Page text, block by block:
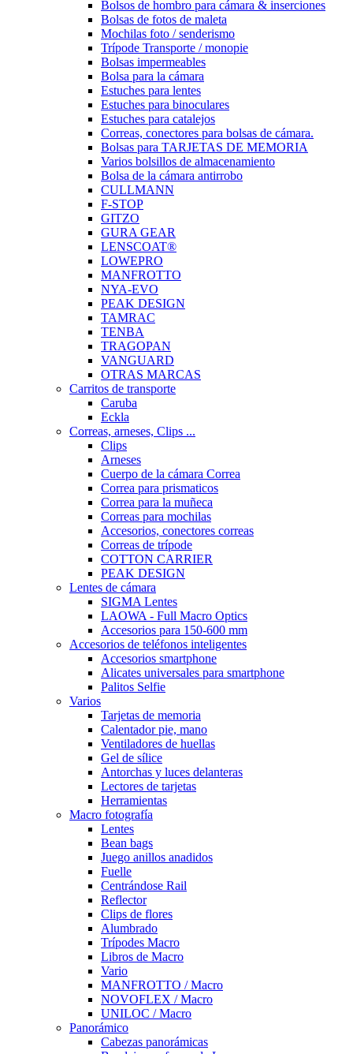
Bolsos de hombro para cámara & inserciones
Bolsas de fotos de maleta
Mochilas foto / senderismo
Trípode Transporte / monopie
Bolsas impermeables
Bolsa para la cámara
Estuches para lentes
Estuches para binoculares
Estuches para catalejos
Correas, conectores para bolsas de cámara.
Bolsas para TARJETAS DE MEMORIA
Varios bolsillos de almacenamiento
Bolsa de la cámara antirrobo
CULLMANN
F-STOP
GITZO
GURA GEAR
LENSCOAT®
LOWEPRO
MANFROTTO
NYA-EVO
PEAK DESIGN
TAMRAC
TENBA
TRAGOPAN
VANGUARD
OTRAS MARCAS
Carritos de transporte
Caruba
Eckla
Correas, arneses, Clips ...
Clips
Arneses
Cuerpo de la cámara Correa
Correa para prismaticos
Correa para la muñeca
Correas para mochilas
Accesorios, conectores correas
Correas de trípode
COTTON CARRIER
PEAK DESIGN
Lentes de cámara
SIGMA Lentes
LAOWA - Full Macro Optics
Accesorios para 150-600 mm
Accesorios de teléfonos inteligentes
Accesorios smartphone
Alicates universales para smartphone
Palitos Selfie
Varios
Tarjetas de memoria
Calentador pie, mano
Ventiladores de huellas
Gel de sílice
Antorchas y luces delanteras
Lectores de tarjetas
Herramientas
Macro fotografía
Lentes
Bean bags
Juego anillos anadidos
Fuelle
Centrándose Rail
Reflector
Clips de flores
Alumbrado
Trípodes Macro
Libros de Macro
Vario
MANFROTTO / Macro
NOVOFLEX / Macro
UNILOC / Macro
Panorámico
Cabezas panorámicas